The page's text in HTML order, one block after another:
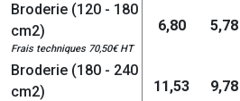
Broderie (120 - 180
cm2)
Frais techniques 70,50€ HT
6,80 5,78
Broderie (180 - 240
cm2)
11,53 9,78